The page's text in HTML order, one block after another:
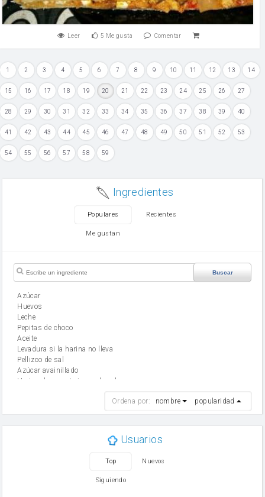
Leer 5 Me gusta Comentar
1 2 3 4 5 6 7 8 9 10 11 12 13 14
15 16 17 18 19 20 21 22 23 24 25 26 27
28 29 30 31 32 33 34 35 36 37 38 39 40
41 42 43 44 45 46 47 48 49 50 51 52 53
54 55 56 57 58 59
Ingredientes
Populares Recientes
Me gustan
Buscar
Azúcar
huevos
leche
Pepitas de choco
aceite
Levadura si la harina no lleva
Pellizco de sal
Azúcar avainillado
Harina de reposteria con levadura
mantequilla
Ordena por: nombre popularidad
Usuarios
Top Nuevos
Siguiendo